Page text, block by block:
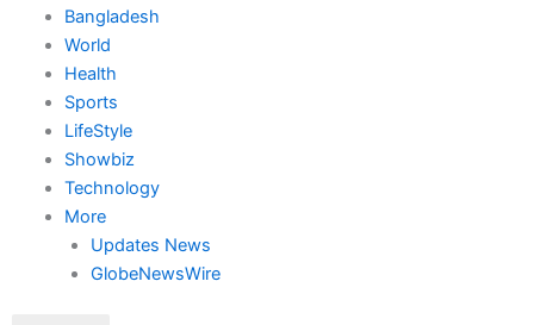
Bangladesh
World
Health
Sports
LifeStyle
Showbiz
Technology
More
Updates News
GlobeNewsWire